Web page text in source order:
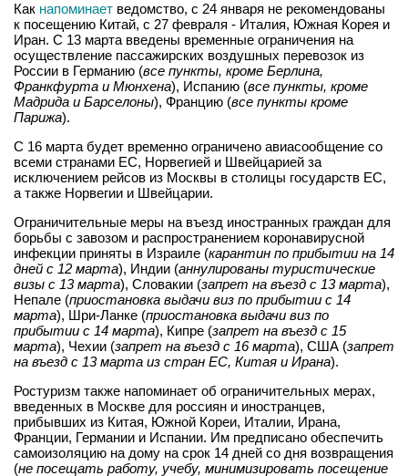
Как напоминает ведомство, с 24 января не рекомендованы
к посещению Китай, с 27 февраля - Италия, Южная Корея и
Иран. С 13 марта введены временные ограничения на
осуществление пассажирских воздушных перевозок из
России в Германию (все пункты, кроме Берлина,
Франкфурта и Мюнхена), Испанию (все пункты, кроме
Мадрида и Барселоны), Францию (все пункты кроме
Парижа).
С 16 марта будет временно ограничено авиасообщение со
всеми странами ЕС, Норвегией и Швейцарией за
исключением рейсов из Москвы в столицы государств ЕС,
а также Норвегии и Швейцарии.
Ограничительные меры на въезд иностранных граждан для
борьбы с завозом и распространением коронавирусной
инфекции приняты в Израиле (карантин по прибытии на 14
дней с 12 марта), Индии (аннулированы туристические
визы с 13 марта), Словакии (запрет на въезд с 13 марта),
Непале (приостановка выдачи виз по прибытии с 14
марта), Шри-Ланке (приостановка выдачи виз по
прибытии с 14 марта), Кипре (запрет на въезд с 15
марта), Чехии (запрет на въезд с 16 марта), США (запрет
на въезд с 13 марта из стран ЕС, Китая и Ирана).
Ростуризм также напоминает об ограничительных мерах,
введенных в Москве для россиян и иностранцев,
прибывших из Китая, Южной Кореи, Италии, Ирана,
Франции, Германии и Испании. Им предписано обеспечить
самоизоляцию на дому на срок 14 дней со дня возвращения
(не посещать работу, учебу, минимизировать посещение